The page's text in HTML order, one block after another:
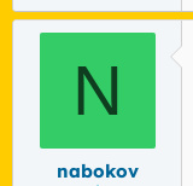
N
nabokov